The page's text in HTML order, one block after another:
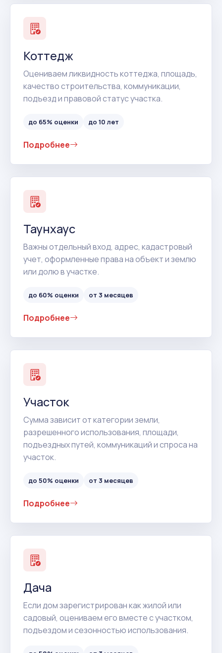
Коттедж
Оцениваем ликвидность коттеджа, площадь,
качество строительства, коммуникации,
подъезд и правовой статус участка.
до 65% оценки до 10 лет
Подробнее
Таунхаус
Важны отдельный вход, адрес, кадастровый
учет, оформленные права на объект и землю
или долю в участке.
до 60% оценки от 3 месяцев
Подробнее
Участок
Сумма зависит от категории земли,
разрешенного использования, площади,
подъездных путей, коммуникаций и спроса на
участок.
до 50% оценки от 3 месяцев
Подробнее
Дача
Если дом зарегистрирован как жилой или
садовый, оцениваем его вместе с участком,
подъездом и сезонностью использования.